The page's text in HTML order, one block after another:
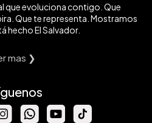
que evoluciona contigo. Que
Que te representa. Mostramos
hecho El Salvador.
mas ❯